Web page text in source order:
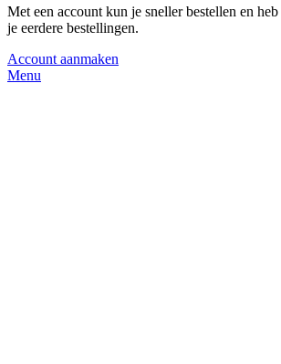
Met een account kun je sneller bestellen en
je eerdere bestellingen.
Account aanmaken
Menu